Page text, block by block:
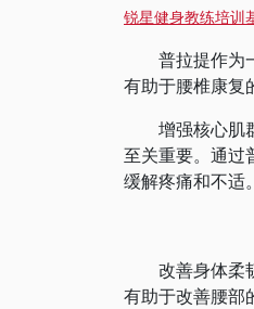
锐星健身教练培训
普拉提作为一
有助于腰椎康复
增强核心肌
至关重要。通过
缓解疼痛和不适。
改善身体柔韧
有助于改善腰部